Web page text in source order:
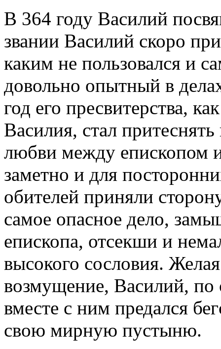
В 364 году Василий
звании Василий скоро
каким не пользовался и
довольно опытный в
год его пресвитерства,
Василия, стал
любви между епископом
заметно и для
обителей приняли
самое опасное дело,
епископа, отсекши и
высокого сословия.
возмущение, Василий, по
вместе с ним предался
свою мирную пустыню.